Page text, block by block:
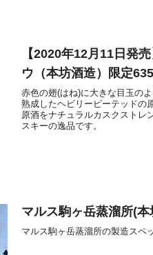
【2020年12月11日発
ウ（本坊酒造）限定
赤色の翅(はね)に大きな目玉の
熟成したヘビリーピーテッドの
原酒をナチュラルカスクストレ
スキーの逸品です。
マルス駒ヶ岳蒸溜所(
マルス駒ヶ岳蒸溜所の製造スペ